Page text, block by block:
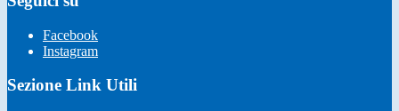
Facebook
Instagram
Sezione Link Utili